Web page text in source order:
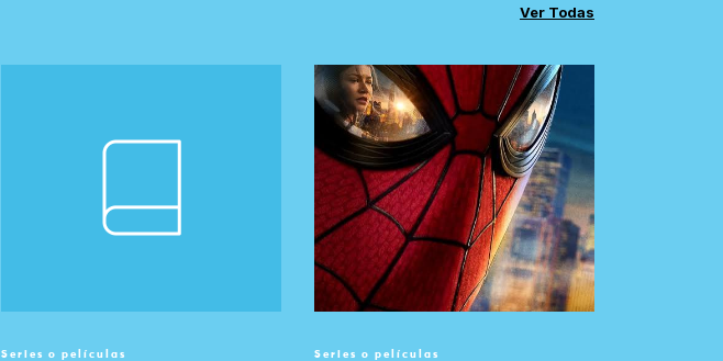
Ver Todas
Series o películas Series o películas